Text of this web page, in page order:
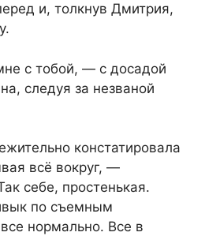
и, толкнув Дмитрия,
с тобой, — с досадой
следуя за незваной
констатировала
всё вокруг, —
себе, простенькая.
по съемным
нормально. Все в